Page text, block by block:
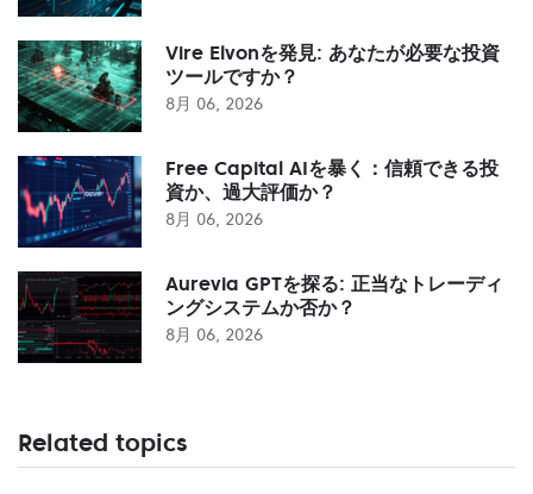
Vire Elvonを発見: あなたが必要な投資
ツールですか？
8月 06, 2026
Free Capital AIを暴く：信頼できる投
資か、過大評価か？
8月 06, 2026
Aurevia GPTを探る: 正当なトレーディ
ングシステムか否か？
8月 06, 2026
Related topics